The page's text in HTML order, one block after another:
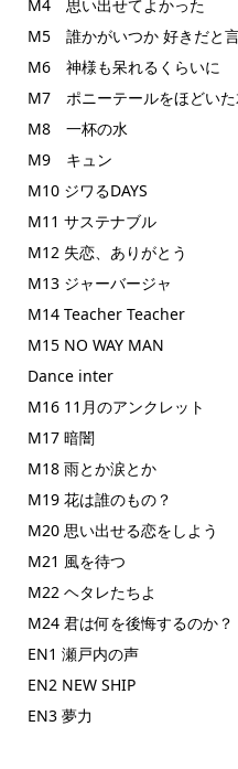
M4 思い出せてよかった
M5 誰かがいつか 好きだと
M6 神様も呆れるくらいに
M7 ポニーテールをほどいた
M8 一杯の水
M9 キュン
M10 ジワるDAYS
M11 サステナブル
M12 失恋、ありがとう
M13 ジャーバージャ
M14 Teacher Teacher
M15 NO WAY MAN
Dance inter
M16 11月のアンクレット
M17 暗闇
M18 雨とか涙とか
M19 花は誰のもの？
M20 思い出せる恋をしよう
M21 風を待つ
M22 ヘタレたちよ
M24 君は何を後悔するのか？
EN1 瀬戸内の声
EN2 NEW SHIP
EN3 夢力